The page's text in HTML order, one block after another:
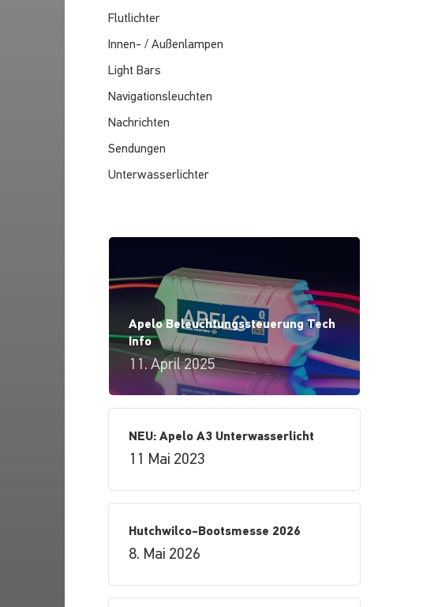
Flutlichter
Innen- / Außenlampen
Light Bars
Navigationsleuchten
Nachrichten
Sendungen
Unterwasserlichter
Apelo Beleuchtungssteuerung Tech
Info
11. April 2025
NEU: Apelo A3 Unterwasserlicht
11 Mai 2023
Hutchwilco-Bootsmesse 2026
8. Mai 2026